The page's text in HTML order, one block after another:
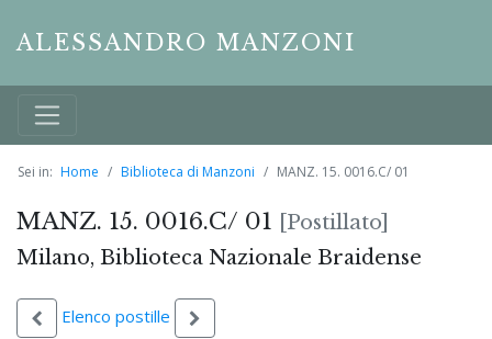
ALESSANDRO MANZONI
Sei in: Home Biblioteca di Manzoni MANZ. 15. 0016.C/ 01
MANZ. 15. 0016.C/ 01 [Postillato]
Milano, Biblioteca Nazionale Braidense
Elenco postille